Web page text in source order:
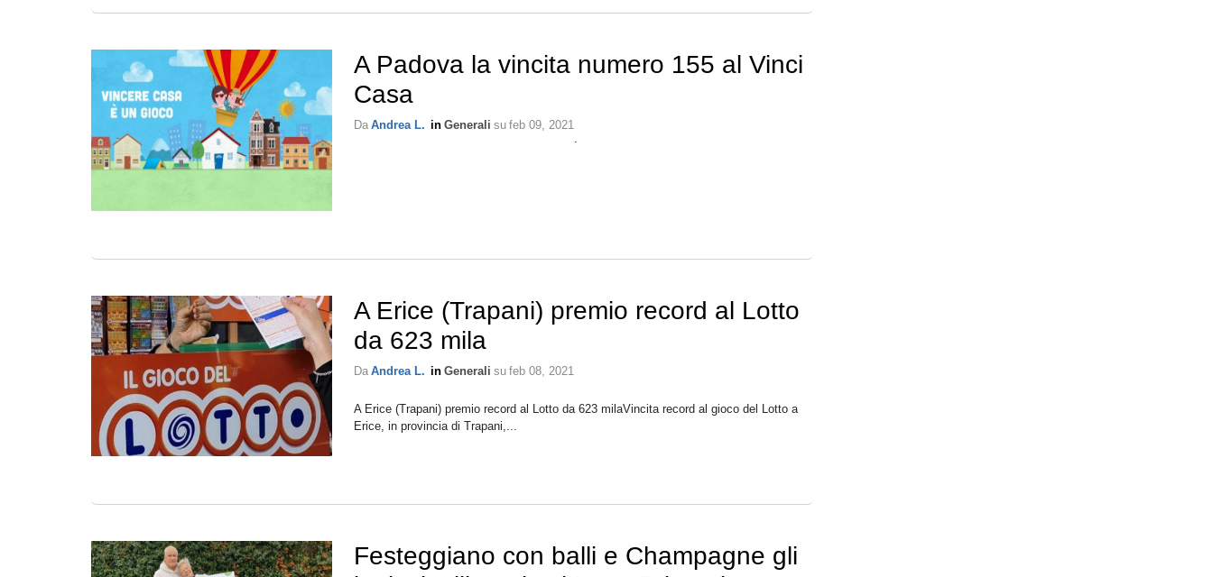
A Padova la vincita numero 155 al Vinci
Casa
Da Andrea L. in Generali su feb 09, 2021
A Erice (Trapani) premio record al Lotto
da 623 mila
Da Andrea L. in Generali su feb 08, 2021
A Erice (Trapani) premio record al Lotto da 623 milaVincita record al gioco del Lotto a
Erice, in provincia di Trapani,...
Festeggiano con balli e Champagne gli